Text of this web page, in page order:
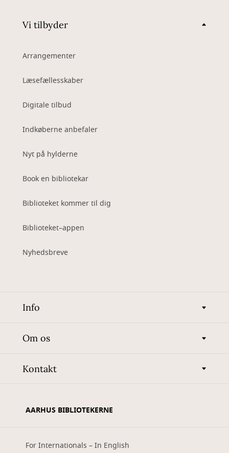
Vi tilbyder
Arrangementer
Læsefællesskaber
Digitale tilbud
Indkøberne anbefaler
Nyt på hylderne
Book en bibliotekar
Biblioteket kommer til dig
Biblioteket–appen
Nyhedsbreve
Info
Om os
Kontakt
AARHUS BIBLIOTEKERNE
For Internationals – In English